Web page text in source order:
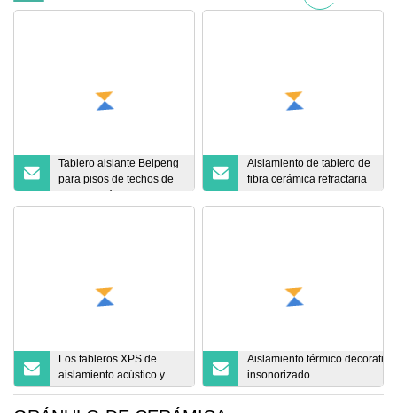
Tablero aislante Beipeng
para pisos de techos de
construcción Tablero de
espuma aislante PIR
Aislamiento de tablero de
fibra cerámica refractaria
Dayawool para hornos
industriales
Los tableros XPS de
aislamiento acústico y
aislamiento térmico se
Aislamiento térmico decorativo
insonorizado
EPS/poliestireno/PU/